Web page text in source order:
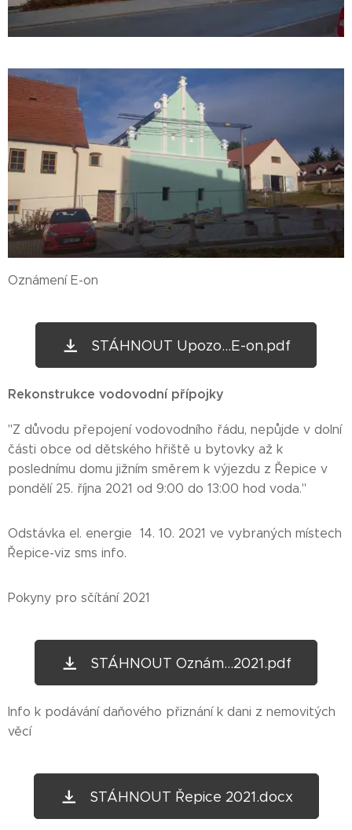
Oznámení E-on
STÁHNOUT Upozo...E-on.pdf
Rekonstrukce vodovodní přípojky
"Z důvodu přepojení vodovodního řádu, nepůjde v dolní
části obce od dětského hřiště u bytovky až k
poslednímu domu jižním směrem k výjezdu z Řepice v
pondělí 25. října 2021 od 9:00 do 13:00 hod voda."
Odstávka el. energie 14. 10. 2021 ve vybraných místech
Řepice-viz sms info.
Pokyny pro sčítání 2021
STÁHNOUT Oznám...2021.pdf
Info k podávání daňového přiznání k dani z nemovitých
věcí
STÁHNOUT Řepice 2021.docx